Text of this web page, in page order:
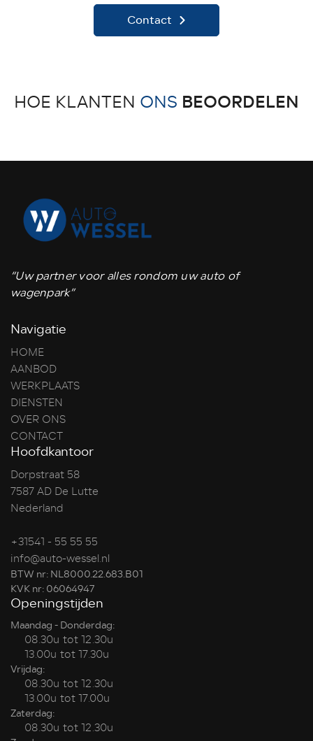
Contact
HOE KLANTEN ONS BEOORDELEN
“Uw partner voor alles rondom uw auto of
wagenpark”
Navigatie
HOME
AANBOD
WERKPLAATS
DIENSTEN
OVER ONS
CONTACT
Hoofdkantoor
Dorpstraat 58
7587 AD De Lutte
Nederland
+31541 - 55 55 55
info@auto-wessel.nl
BTW nr: NL8000.22.683.B01
KVK nr: 06064947
Openingstijden
Maandag - Donderdag:
08.30u tot 12.30u
13.00u tot 17.30u
Vrijdag:
08.30u tot 12.30u
13.00u tot 17.00u
Zaterdag:
08.30u tot 12.30u